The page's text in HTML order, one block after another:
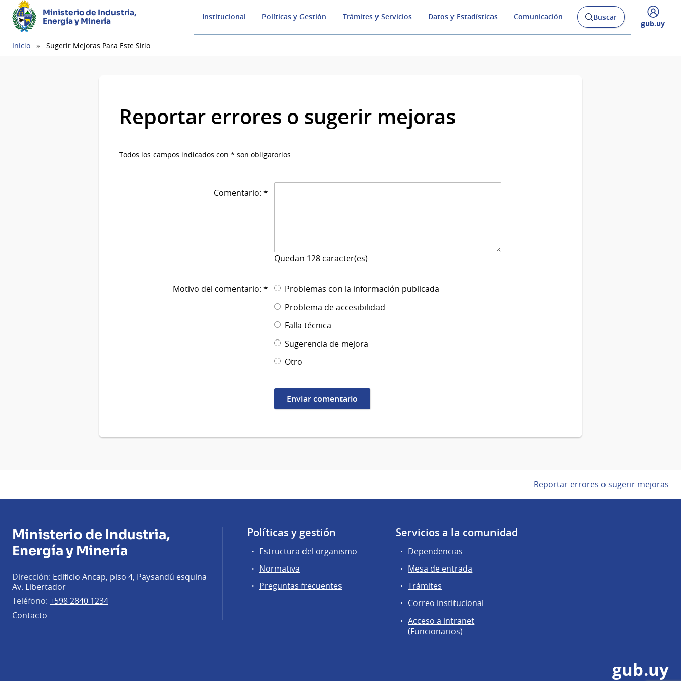
Ministerio de Industria,
Energía y Minería
Institucional Políticas y Gestión Trámites y Servicios Datos y Estadísticas Comunicación
Abrir
buscador
Buscar
Desplegar
gub.uy
Ruta
Inicio Sugerir Mejoras Para Este Sitio
Reportar errores o sugerir mejoras
Todos los campos indicados con * son obligatorios
Comentario: *
Quedan 128 caracter(es)
Motivo del comentario: *
Problemas con la información publicada
Problema de accesibilidad
Falla técnica
Sugerencia de mejora
Otro
Reportar errores o sugerir mejoras
Ministerio de Industria,
Energía y Minería
Dirección: Edificio Ancap, piso 4, Paysandú esquina
Av. Libertador
Teléfono: +598 2840 1234
Contacto
Políticas y gestión
Estructura del organismo
Normativa
Preguntas frecuentes
Servicios a la comunidad
Dependencias
Mesa de entrada
Trámites
Correo institucional
Acceso a intranet
(Funcionarios)
gub.uy